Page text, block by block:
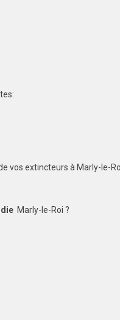
vos extincteurs à Marly-le-
Marly-le-Roi ?